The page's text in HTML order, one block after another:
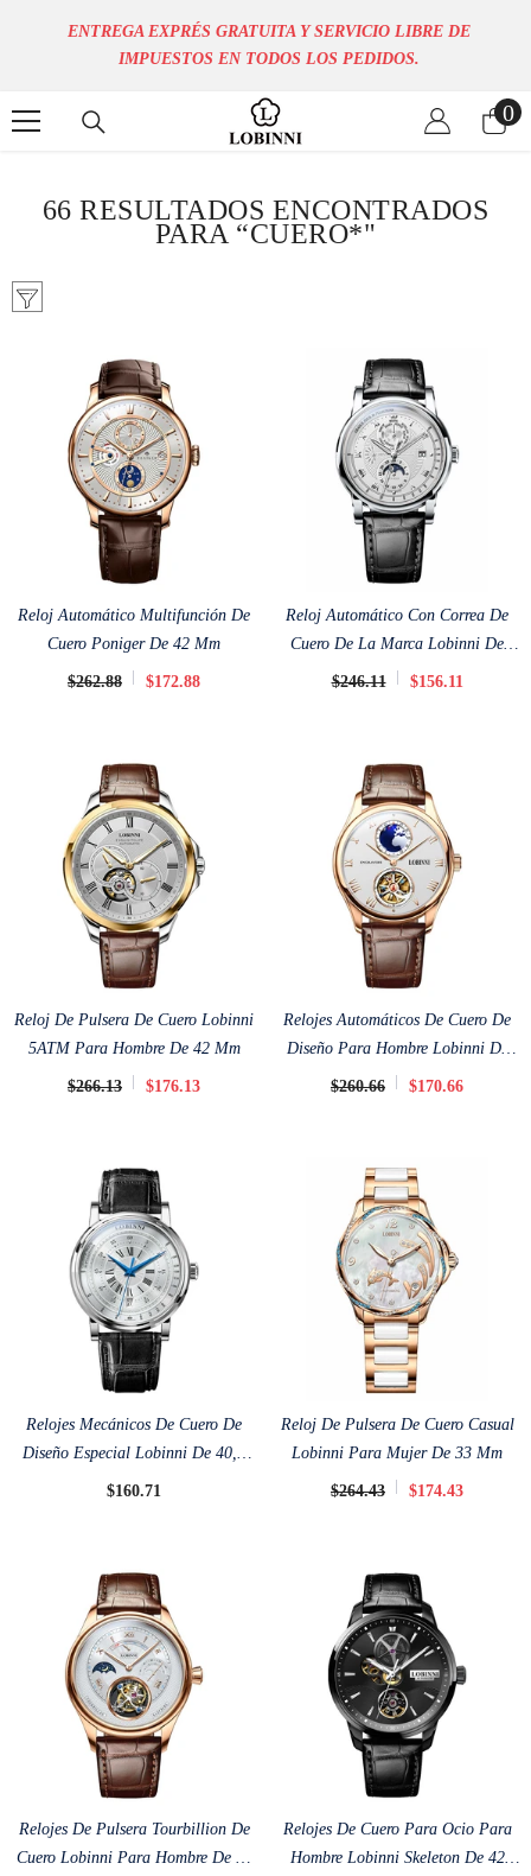
ENTREGA EXPRÉS GRATUITA Y SERVICIO LIBRE DE
IMPUESTOS EN TODOS LOS PEDIDOS.
00
66 RESULTADOS ENCONTRADOS
PARA “CUERO*"
Reloj Automático Multifunción De
Cuero Poniger De 42 Mm
$262.88 $172.88
Reloj Automático Con Correa De
Cuero De La Marca Lobinni De
41,5 Mm
$246.11 $156.11
Reloj De Pulsera De Cuero Lobinni
5ATM Para Hombre De 42 Mm
$266.13 $176.13
Relojes Automáticos De Cuero De
Diseño Para Hombre Lobinni De
40,5 Mm
$260.66 $170.66
Relojes Mecánicos De Cuero De
Diseño Especial Lobinni De 40,5
Mm
$160.71
Reloj De Pulsera De Cuero Casual
Lobinni Para Mujer De 33 Mm
$264.43 $174.43
Relojes De Pulsera Tourbillion De
Cuero Lobinni Para Hombre De 41
Relojes De Cuero Para Ocio Para
Hombre Lobinni Skeleton De 42